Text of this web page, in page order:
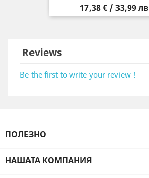
Цена
17,38 € / 33,99 лв
Reviews
Be the first to write your review !
ПОЛЕЗНО
НАШАТА КОМПАНИЯ